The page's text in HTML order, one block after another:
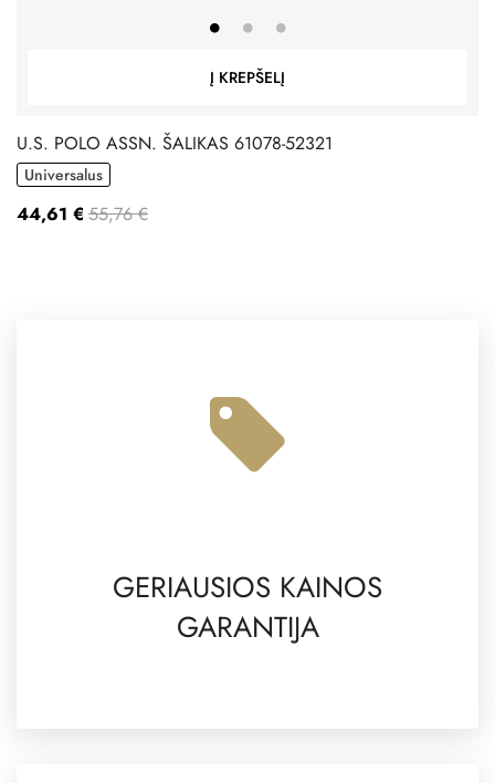
Į KREPŠELĮ
U.S. POLO ASSN. ŠALIKAS 61078-52321
Universalus
44,61 € 55,76 €
GERIAUSIOS KAINOS
GARANTIJA